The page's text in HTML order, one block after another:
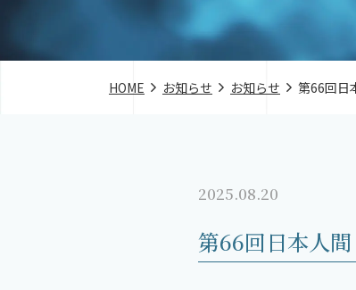
HOME お知らせ お知らせ 第66回日
2025.08.20
第66回日本人